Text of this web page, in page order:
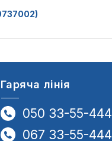
Гаряча лінія
050 33-55-444
067 33-55-444